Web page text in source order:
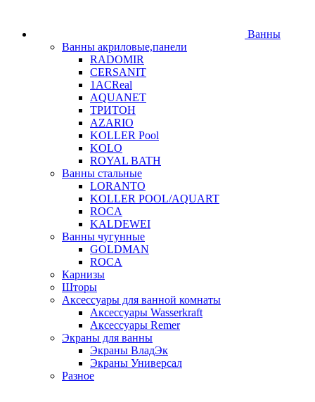
Ванны
Ванны акриловые,панели
RADOMIR
CERSANIT
1ACReal
AQUANET
ТРИТОН
AZARIO
KOLLER Pool
KOLO
ROYAL BATH
Ванны стальные
LORANTO
KOLLER POOL/AQUART
ROCA
KALDEWEI
Ванны чугунные
GOLDMAN
ROCA
Карнизы
Шторы
Аксессуары для ванной комнаты
Аксессуары Wasserkraft
Аксессуары Remer
Экраны для ванны
Экраны ВладЭк
Экраны Универсал
Разное